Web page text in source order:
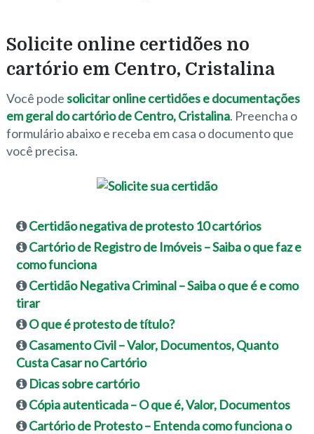
Solicite online certidões no
cartório em Centro, Cristalina
Você podesolicitar online certidões e documentações
em geral do cartório de Centro, Cristalina. Preencha o
formulário abaixo e receba em casa o documento que
você precisa.
Certidão negativa de protesto 10 cartórios
Cartório de Registro de Imóveis – Saiba o que faz e
como funciona
Certidão Negativa Criminal – Saiba o que é e como
tirar
O que é protesto de título?
Casamento Civil – Valor, Documentos, Quanto
Custa Casar no Cartório
Dicas sobre cartório
Cópia autenticada – O que é, Valor, Documentos
Cartório de Protesto – Entenda como funciona o